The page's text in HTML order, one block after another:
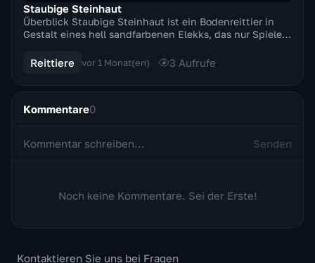
Staubige Steinhaut
Überblick Staubige Steinhaut ist ein Bodenreittier in
Gestalt eines hell sandfarbenen Elekks, das nur Spielern
Reittiere vor 1 Monat(en) 3 Aufrufe
Kommentare0
Senden
Noch keine Kommentare. Sei der Erste!
Kontaktieren Sie uns bei Fragen